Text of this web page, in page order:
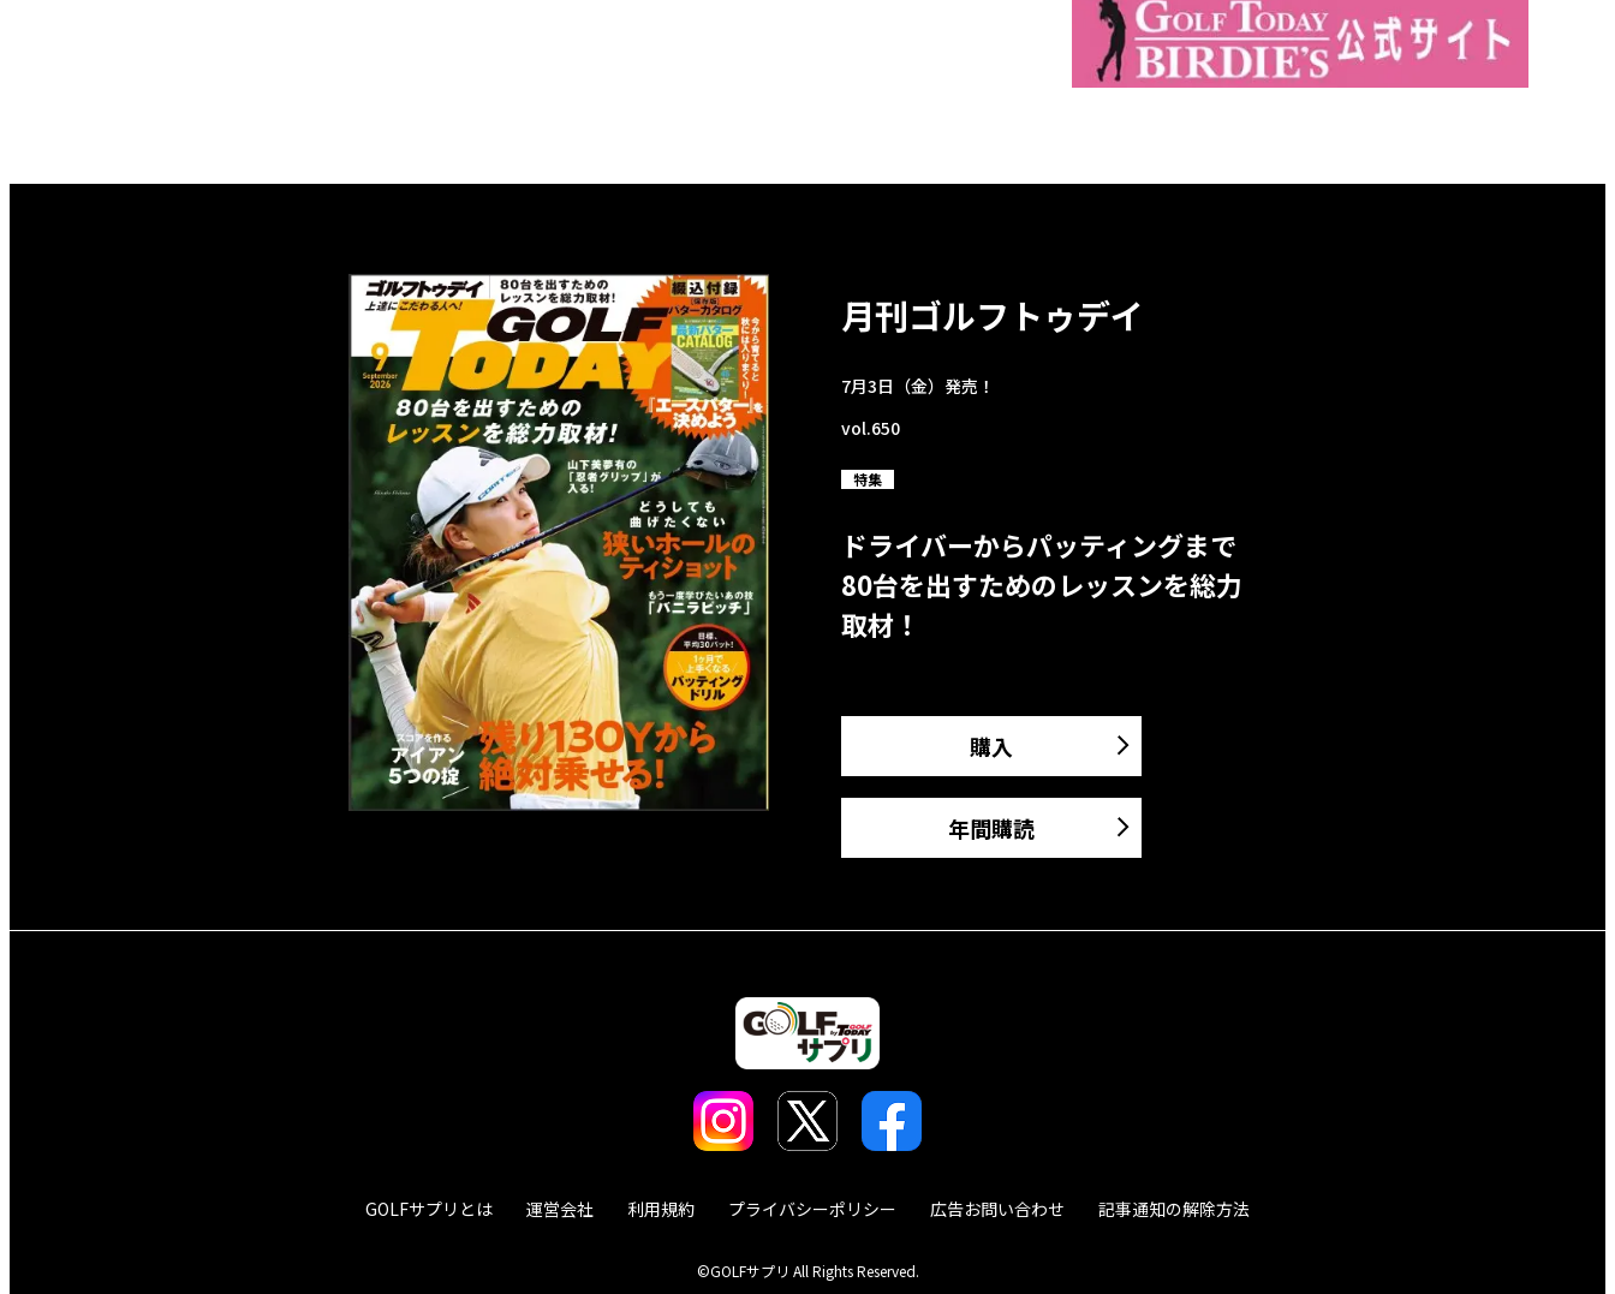
月刊ゴルフトゥデイ
7月3日（金）発売！
vol.650
特集
ドライバーからパッティングまで
80台を出すためのレッスンを総力
取材！
購入
年間購読
GOLFサプリとは 運営会社 利用規約 プライバシーポリシー 広告お問い合わせ 記事通知の解除方法
©GOLFサプリ All Rights Reserved.